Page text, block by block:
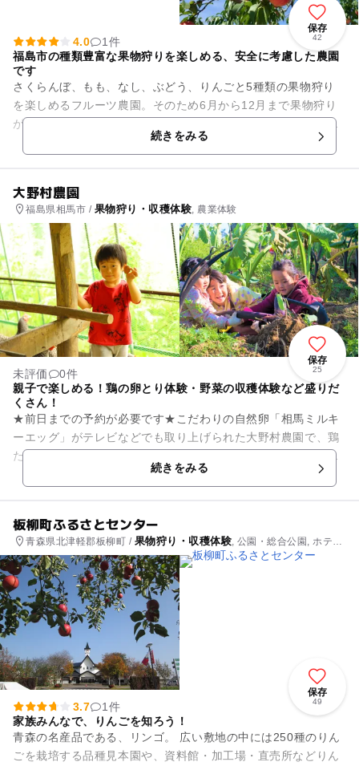
保存
42
4.0
1件
福島市の種類豊富な果物狩りを楽しめる、安全に考慮した農園
です
さくらんぼ、もも、なし、ぶどう、りんごと5種類の果物狩り
を楽しめるフルーツ農園。そのため6月から12月まで果物狩り
が開催されているのも嬉しいところです。お土産付きコースや
全国配送も対応しており、...続きをみる
大野村農園
福島県相馬市 / 果物狩り・収穫体験, 農業体験
保存
25
未評価
0件
親子で楽しめる！鶏の卵とり体験・野菜の収穫体験など盛りだ
くさん！
★前日までの予約が必要です★こだわりの自然卵「相馬ミルキ
ーエッグ」がテレビなどでも取り上げられた大野村農園で、鶏
たちと触れ合い、実際に鶏舎での卵とりも体験できます。野菜
の収穫体験は大根、ブロッコ...続きをみる
板柳町ふるさとセンター
青森県北津軽郡板柳町 / 果物狩り・収穫体験, 公園・総合公園, ホテ
ル・旅館
保存
49
3.7
1件
家族みんなで、りんごを知ろう！
青森の名産品である、リンゴ。 広い敷地の中には250種のりん
ごを栽培する品種見本園や、資料館・加工場・直売所などりん